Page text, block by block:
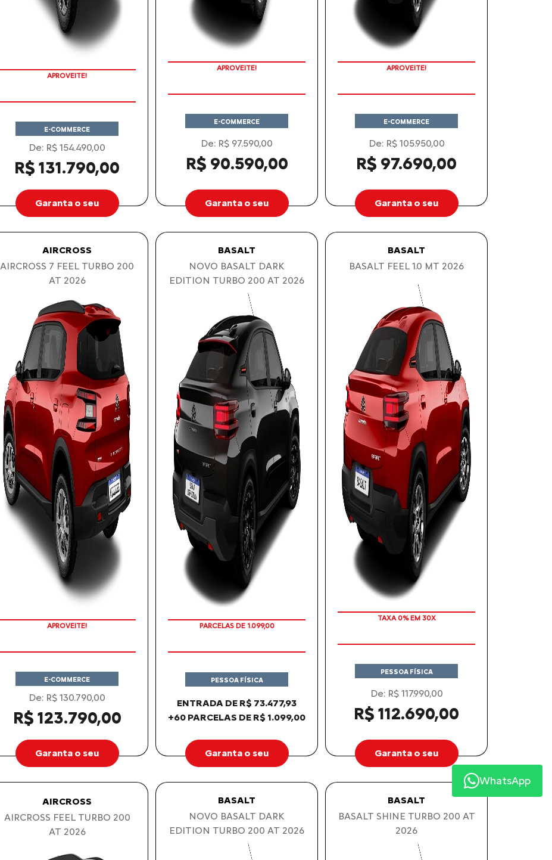
PREÇOS REDUZIDOS
E-COMMERCE
De: R$ 154.490,00
R$ 131.790,00
Garanta o seu
PREÇOS REDUZIDOS
E-COMMERCE
De: R$ 97.590,00
R$ 90.590,00
Garanta o seu
PREÇOS REDUZIDOS
E-COMMERCE
De: R$ 105.950,00
R$ 97.690,00
Garanta o seu
AIRCROSS
AIRCROSS 7 FEEL TURBO 200
AT 2026
PREÇOS REDUZIDOS
E-COMMERCE
De: R$ 130.790,00
R$ 123.790,00
Garanta o seu
BASALT
NOVO BASALT DARK
EDITION TURBO 200 AT 2026
PARCELAS DE 1.099,00
ENTRADA DE R$ 73.477,93
+60 PARCELAS DE R$ 1.099,00
PESSOA FÍSICA
Garanta o seu
BASALT
BASALT FEEL 1.0 MT 2026
TAXA 0% EM 30X
PESSOA FÍSICA
De: R$ 117.990,00
R$ 112.690,00
Garanta o seu
AIRCROSS
AIRCROSS FEEL TURBO 200
AT 2026
BASALT
NOVO BASALT DARK
EDITION TURBO 200 AT 2026
BASALT
BASALT SHINE TURBO 200 AT
2026
WhatsApp